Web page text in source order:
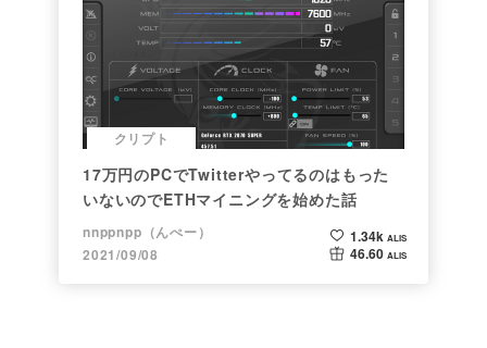
クリプト
17万円のPCでTwitterやってるのはもった
いないのでETHマイニングを始めた話
nnppnpp（んぺー）
2021/09/08
1.34k ALIS
46.60 ALIS